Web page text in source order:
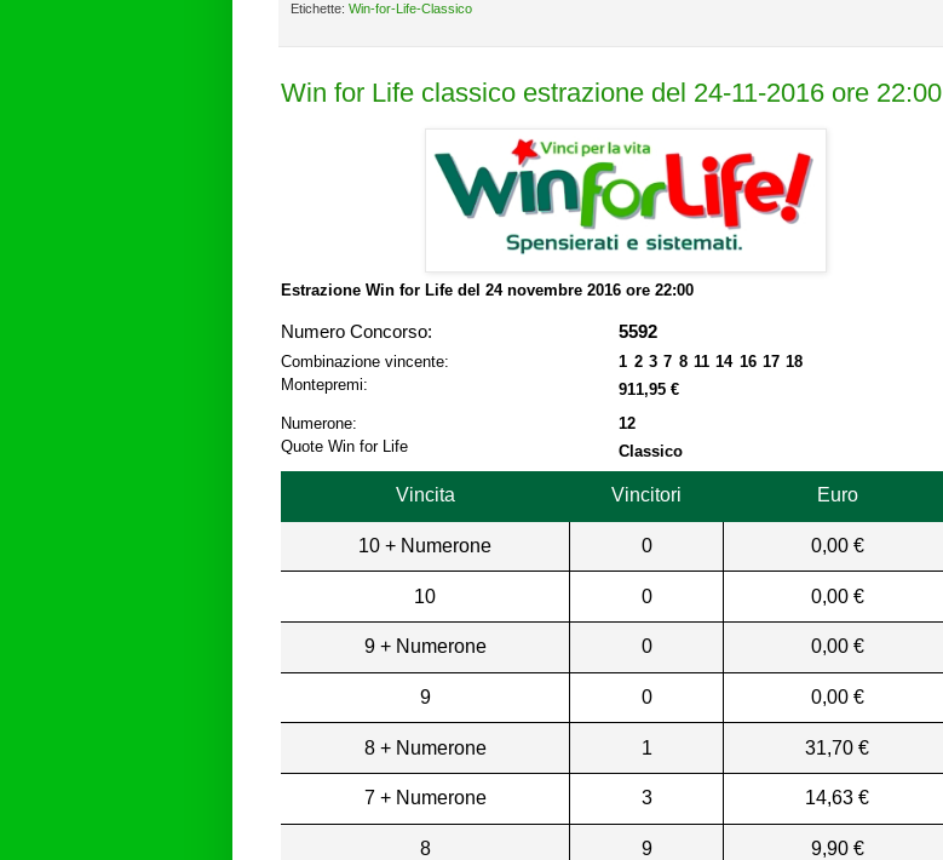
Etichette: Win-for-Life-Classico
Win for Life classico estrazione del 24-11-2016 ore 22:00
Estrazione Win for Life del 24 novembre 2016 ore 22:00
Numero Concorso: 5592
Combinazione vincente:
1 2 3 7 8 11 14 16 17 18
Montepremi:
911,95 €
Numerone:
12
Quote Win for Life
Classico
Vincita Vincitori Euro
10 + Numerone 0 0,00 €
10 0 0,00 €
9 + Numerone 0 0,00 €
9 0 0,00 €
8 + Numerone 1 31,70 €
7 + Numerone 3 14,63 €
8 9 9,90 €